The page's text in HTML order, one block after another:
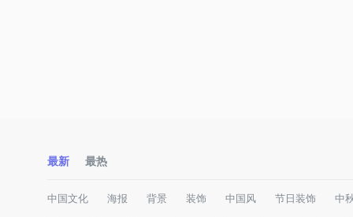
最新 最热
中国文化 海报 背景 装饰 中国风 节日装饰 中